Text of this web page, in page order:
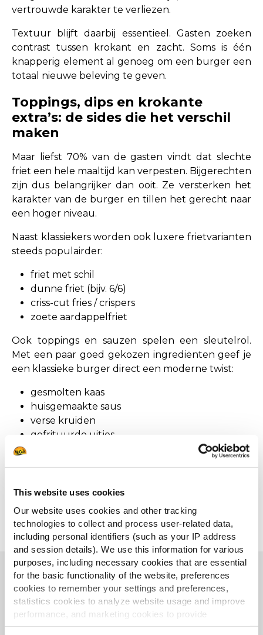
This website uses cookies
Our website uses cookies and other tracking
technologies to collect and process user-related data,
including personal identifiers (such as your IP address
and session details). We use this information for various
purposes, including necessary cookies that are essential
for the basic functionality of the website, preferences
cookies to remember your settings and preferences,
statistics cookies to analyze website usage and improve
performance, and marketing cookies to provide
personalized content and advertising.
vertrouwde karakter te verliezen.
Textuur blijft daarbij essentieel. Gasten zoeken
contrast tussen krokant en zacht. Soms is één
knapperig element al genoeg om een burger een
totaal nieuwe beleving te geven.
Toppings, dips en krokante
extra’s: de sides die het verschil
maken
Maar liefst 70% van de gasten vindt dat slechte
friet een hele maaltijd kan verpesten. Bijgerechten
zijn dus belangrijker dan ooit. Ze versterken het
karakter van de burger en tillen het gerecht naar
een hoger niveau.
Naast klassiekers worden ook luxere frietvarianten
steeds populairder:
friet met schil
dunne friet (bijv. 6/6)
criss-cut fries / crispers
zoete aardappelfriet
Ook toppings en sauzen spelen een sleutelrol.
Met een paar goed gekozen ingrediënten geef je
een klassieke burger direct een moderne twist:
gesmolten kaas
huisgemaakte saus
verse kruiden
gefrituurde uitjes
en loyaliteit. Een kenmerkende saus of verrassend
element blijft hangen.
Plantaardige burgers: een
blijvende trend